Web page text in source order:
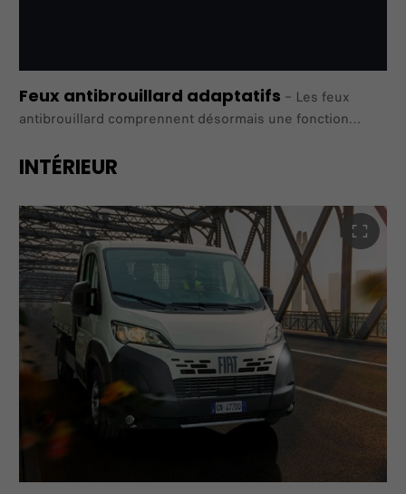
Feux antibrouillard adaptatifs – Les feux
antibrouillard comprennent désormais une fonction
dans
automatiquement lorsque le véhicule tourne à faible
vitesse.
INTÉRIEUR